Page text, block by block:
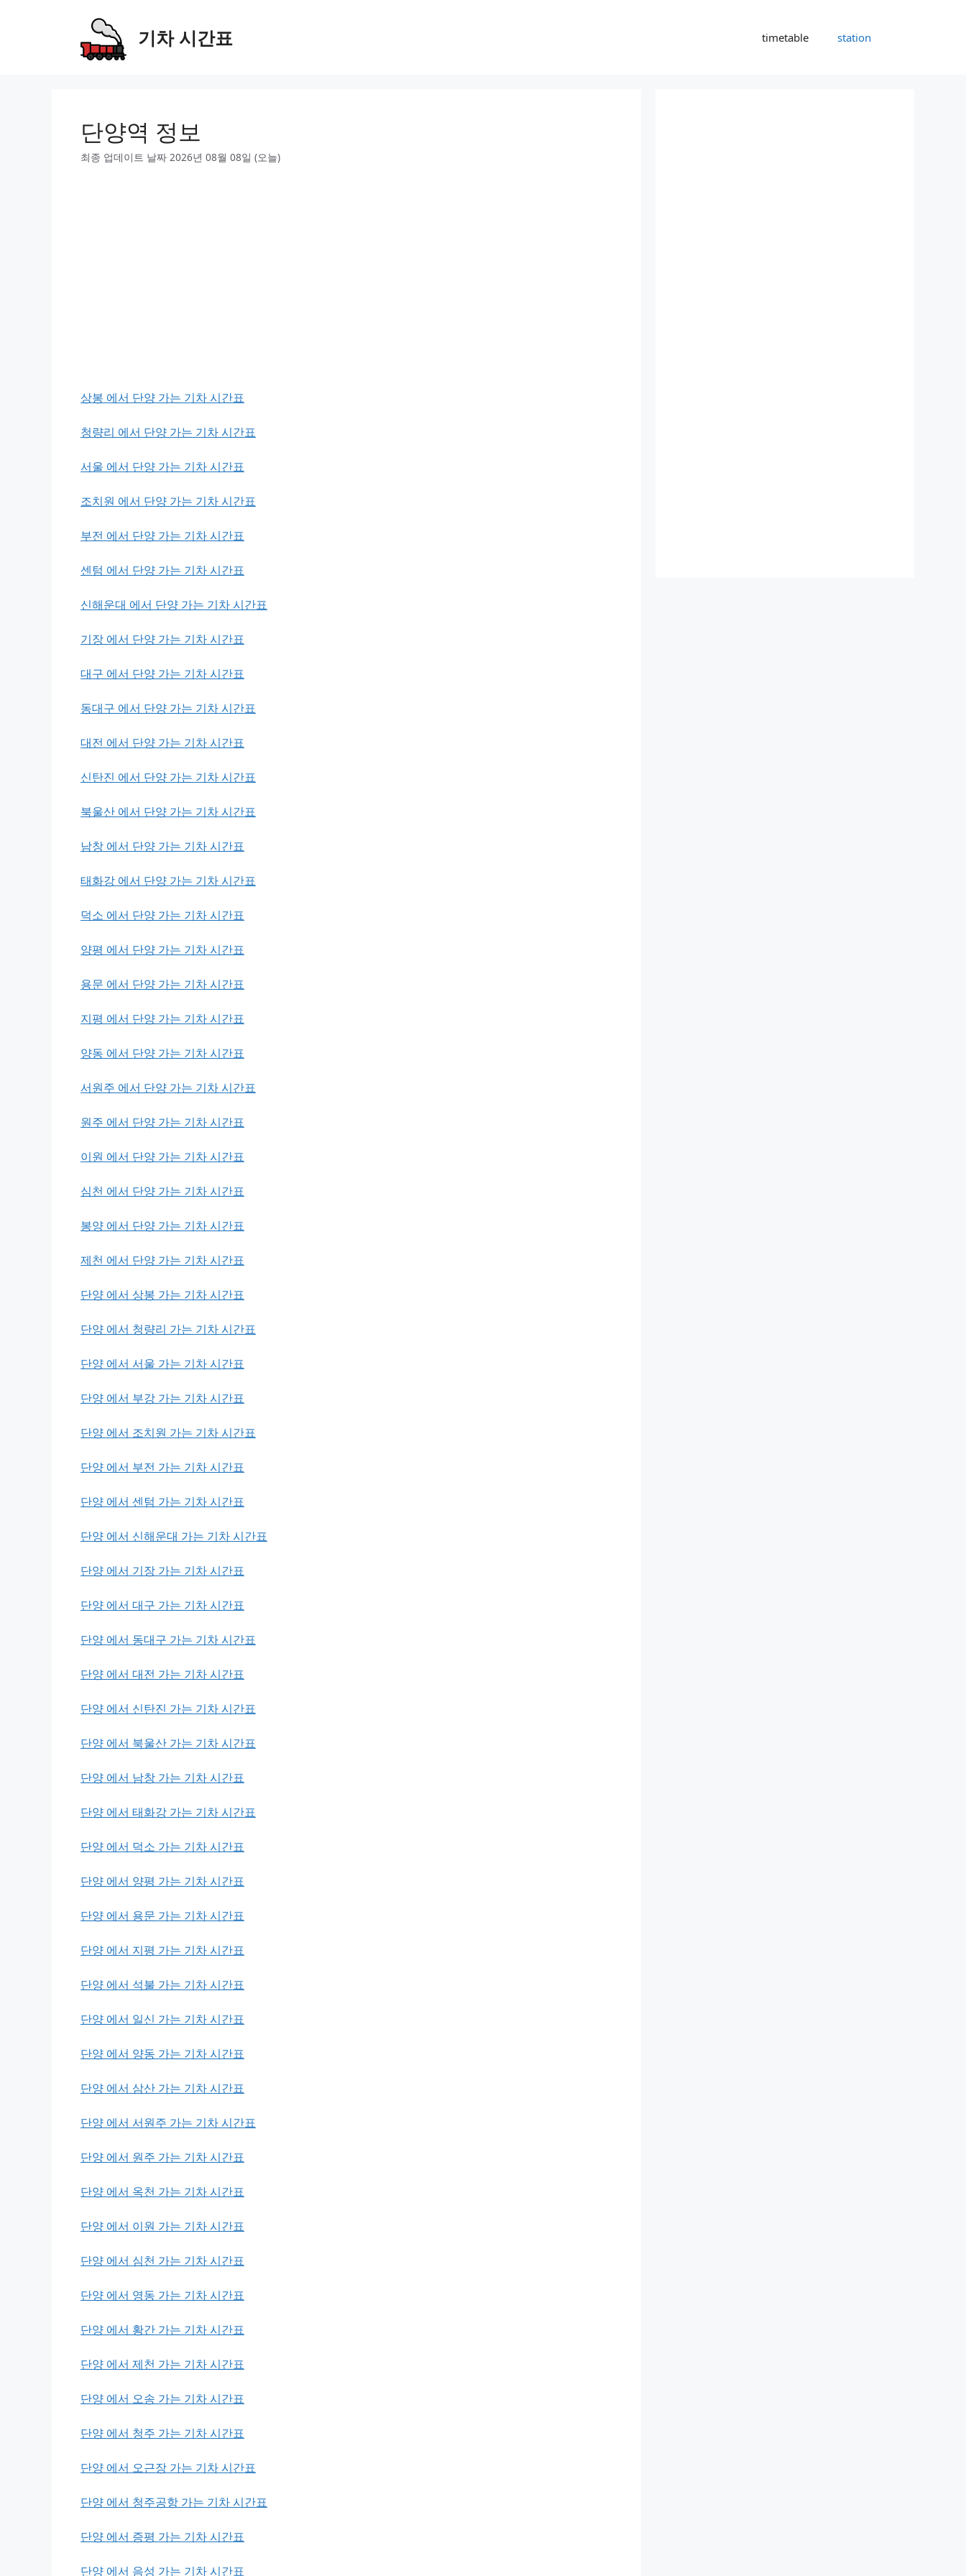
기차 시간표 timetable station
단양역 정보
최종 업데이트 날짜 2026년 08월 08일 (오늘)
상봉 에서 단양 가는 기차 시간표
청량리 에서 단양 가는 기차 시간표
서울 에서 단양 가는 기차 시간표
조치원 에서 단양 가는 기차 시간표
부전 에서 단양 가는 기차 시간표
센텀 에서 단양 가는 기차 시간표
신해운대 에서 단양 가는 기차 시간표
기장 에서 단양 가는 기차 시간표
대구 에서 단양 가는 기차 시간표
동대구 에서 단양 가는 기차 시간표
대전 에서 단양 가는 기차 시간표
신탄진 에서 단양 가는 기차 시간표
북울산 에서 단양 가는 기차 시간표
남창 에서 단양 가는 기차 시간표
태화강 에서 단양 가는 기차 시간표
덕소 에서 단양 가는 기차 시간표
양평 에서 단양 가는 기차 시간표
용문 에서 단양 가는 기차 시간표
지평 에서 단양 가는 기차 시간표
양동 에서 단양 가는 기차 시간표
서원주 에서 단양 가는 기차 시간표
원주 에서 단양 가는 기차 시간표
이원 에서 단양 가는 기차 시간표
심천 에서 단양 가는 기차 시간표
봉양 에서 단양 가는 기차 시간표
제천 에서 단양 가는 기차 시간표
단양 에서 상봉 가는 기차 시간표
단양 에서 청량리 가는 기차 시간표
단양 에서 서울 가는 기차 시간표
단양 에서 부강 가는 기차 시간표
단양 에서 조치원 가는 기차 시간표
단양 에서 부전 가는 기차 시간표
단양 에서 센텀 가는 기차 시간표
단양 에서 신해운대 가는 기차 시간표
단양 에서 기장 가는 기차 시간표
단양 에서 대구 가는 기차 시간표
단양 에서 동대구 가는 기차 시간표
단양 에서 대전 가는 기차 시간표
단양 에서 신탄진 가는 기차 시간표
단양 에서 북울산 가는 기차 시간표
단양 에서 남창 가는 기차 시간표
단양 에서 태화강 가는 기차 시간표
단양 에서 덕소 가는 기차 시간표
단양 에서 양평 가는 기차 시간표
단양 에서 용문 가는 기차 시간표
단양 에서 지평 가는 기차 시간표
단양 에서 석불 가는 기차 시간표
단양 에서 일신 가는 기차 시간표
단양 에서 양동 가는 기차 시간표
단양 에서 삼산 가는 기차 시간표
단양 에서 서원주 가는 기차 시간표
단양 에서 원주 가는 기차 시간표
단양 에서 옥천 가는 기차 시간표
단양 에서 이원 가는 기차 시간표
단양 에서 심천 가는 기차 시간표
단양 에서 영동 가는 기차 시간표
단양 에서 황간 가는 기차 시간표
단양 에서 제천 가는 기차 시간표
단양 에서 오송 가는 기차 시간표
단양 에서 청주 가는 기차 시간표
단양 에서 오근장 가는 기차 시간표
단양 에서 청주공항 가는 기차 시간표
단양 에서 증평 가는 기차 시간표
단양 에서 음성 가는 기차 시간표